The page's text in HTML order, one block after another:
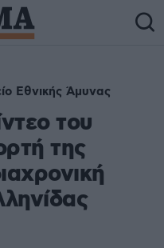
Εθνικής Άμυνας
του
της